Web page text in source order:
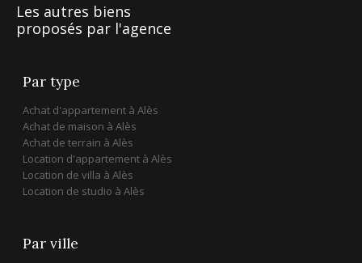
Les autres biens
proposés par l'agence
Par type
Achat d'appartement à Alès
Achat de maison à Alès
Achat de terrain à Alès
Location d'appartement à Alès
Location de villa à Alès
Location de studio à Alès
Par ville